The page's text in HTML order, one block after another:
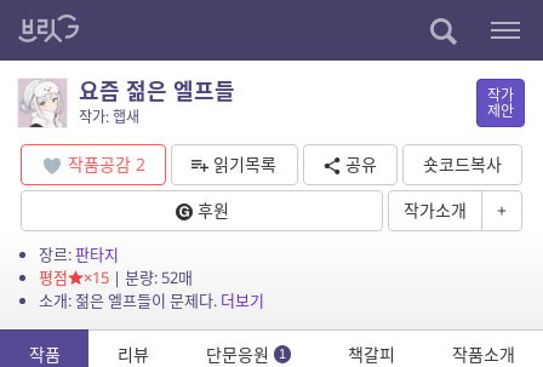
요즘 젊은 엘프들
작가: 햅새
작가
제안
작품공감 2 읽기목록 공유
숏코드복사
후원
작가소개 +
장르:판타지
평점
×15| 분량: 52매
소개: 젊은 엘프들이 문제다. 더보기
작품 리뷰 단문응원 1 책갈피 작품소개